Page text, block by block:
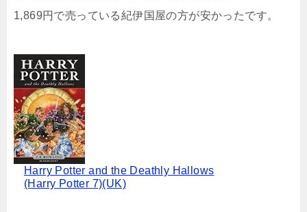
1,869円で売っている紀伊国屋の方が安かったです。
Harry Potter and the Deathly Hallows
(Harry Potter 7)(UK)